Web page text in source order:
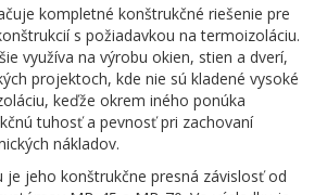
kompletné konštrukčné riešenie pre
s požiadavkou na termoizoláciu.
využíva na výrobu okien, stien a dverí,
projektoch, kde nie sú kladené vysoké
keďže okrem iného ponúka
tuhosť a pevnosť pri zachovaní
nákladov.
je jeho konštrukčne presná závislosť od